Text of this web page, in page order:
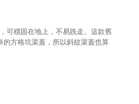
可穩固在地上，不易跣走。這款舊
方格坑渠蓋，所以斜紋渠蓋也算